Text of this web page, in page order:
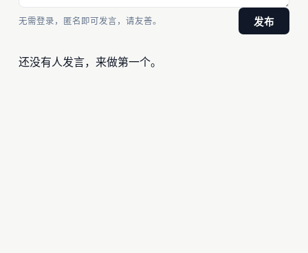
无需登录，匿名即可发言，请友善。 发布
还没有人发言，来做第一个。